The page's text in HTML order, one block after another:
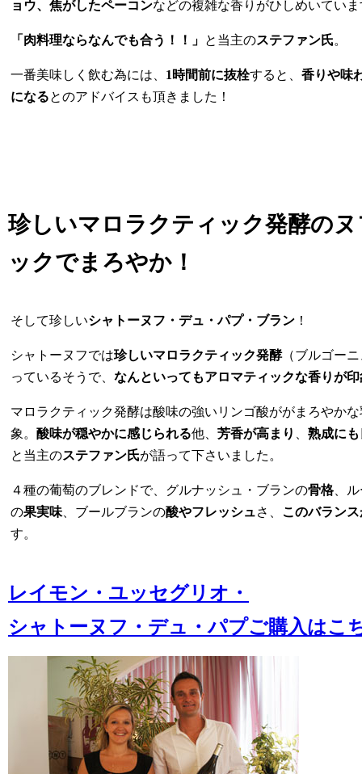
ョウ、焦がしたペーコンなどの複雑な香りがひしめいてい
「肉料理ならなんでも合う！！」 と当主のステファン氏。
一番美味しく飲む為には、 1時間前に抜栓すると、 香りや味
になるとのアドバイスも頂きました！
珍しいマロラクティック発酵の
ックでまろやか！
そして珍しいシャトーヌフ・デュ・パプ・ブラン ！
シャトーヌフでは珍しいマロラクティック発酵（ブルゴー
っているそうで、 なんといってもアロマティックな香りが
マロラクティック発酵は酸味の強いリンゴ酸ががまろやか
象。 酸味が穏やかに感じられる他、 芳香が高まり
熟成に
と当主のステファン氏が語って下さいました。
４種の葡萄のブレンドで、グルナッシュ・ブランの骨格、
の果実味 、ブールブランの酸やフレッシュさ、 このバランス
す。
レイモン・ユッセグリオ・
シャトーヌフ・デュ・パプご購入はこ